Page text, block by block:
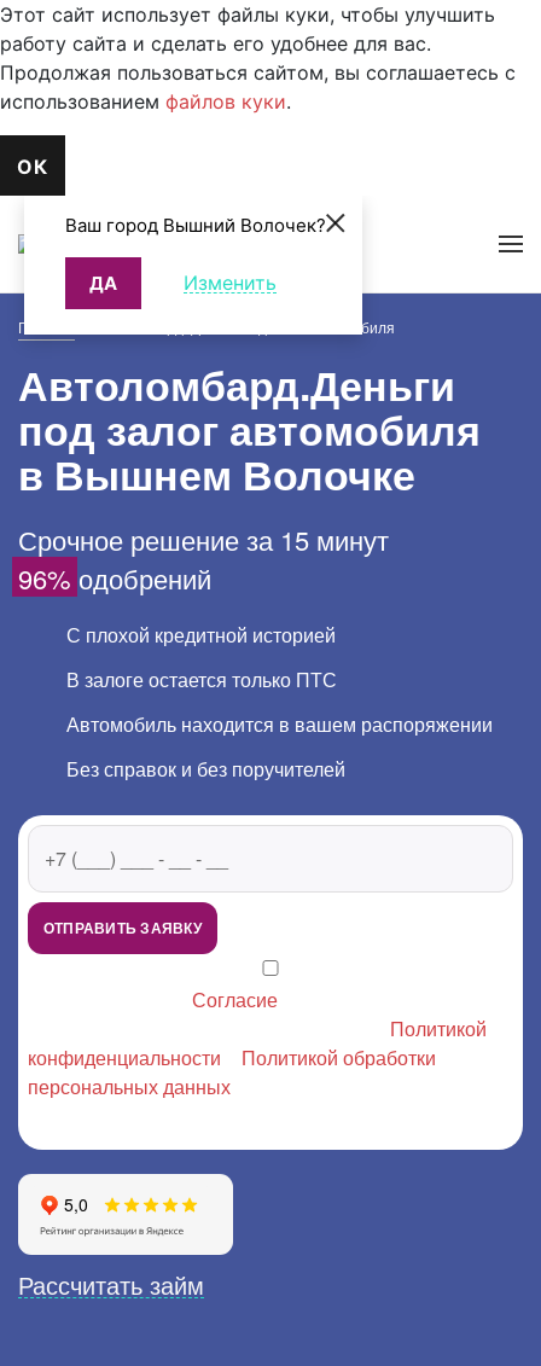
Этот сайт использует файлы куки, чтобы улучшить
работу сайта и сделать его удобнее для вас.
Продолжая пользоваться сайтом, вы соглашаетесь с
использованием файлов куки.
ОК
Ваш город Вышний Волочек?
ДА Изменить
Главная Автоломбард. Деньги под залог автомобиля
Автоломбард.Деньги
под залог автомобиля
в Вышнем Волочке
Срочное решение за 15 минут
96% одобрений
С плохой кредитной историей
В залоге остается только ПТС
Автомобиль находится в вашем распоряжении
Без справок и без поручителей
ОТПРАВИТЬ ЗАЯВКУ
Согласие
Политикой
конфиденциальности
Политикой обработки
персональных данных
Рассчитать займ